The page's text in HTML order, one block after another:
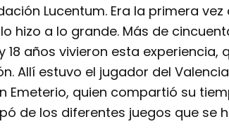
Lucentum. Era la primera
hizo a lo grande. Más de
18 años vivieron esta experiencia,
Allí estuvo el jugador del
Emeterio, quien compartió su
de los diferentes juegos que se